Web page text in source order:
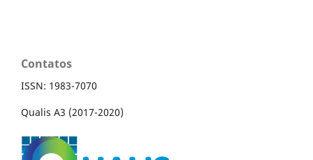
Contatos
ISSN: 1983-7070
Qualis A3 (2017-2020)